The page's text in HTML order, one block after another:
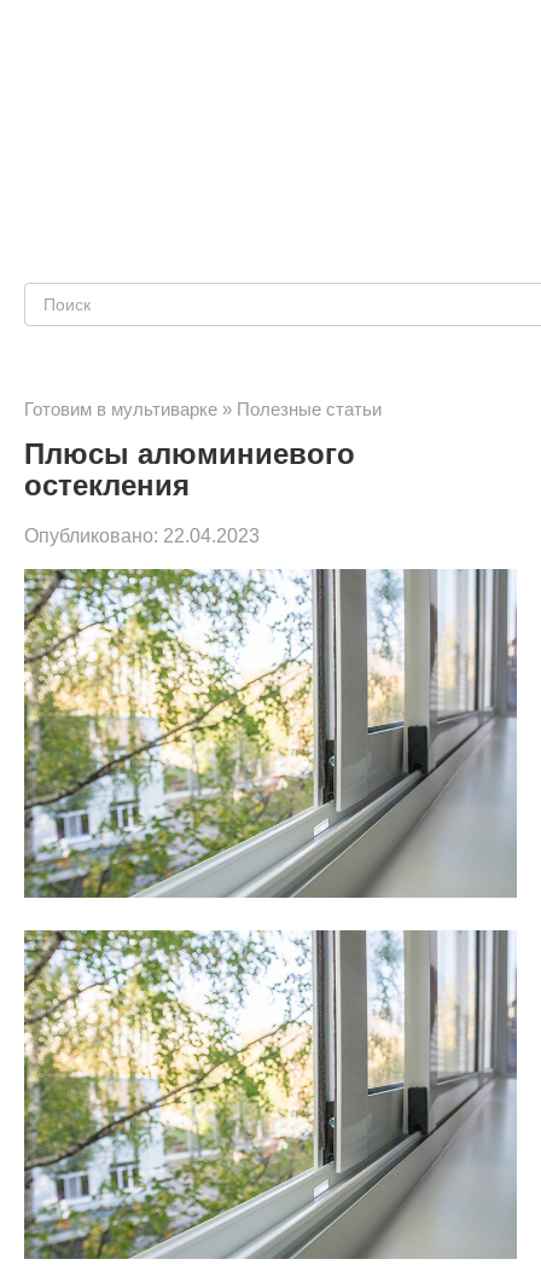
Поиск:
Готовим в мультиварке » Полезные статьи
Плюсы алюминиевого
остекления
Опубликовано: 22.04.2023